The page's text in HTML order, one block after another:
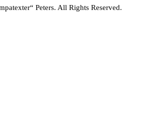
Peters. All Rights Reserved.